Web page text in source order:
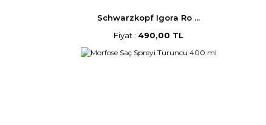
Schwarzkopf Igora Ro ...
Fiyat : 490,00 TL